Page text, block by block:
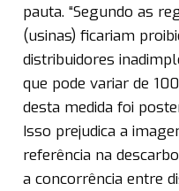
pauta. “Segundo as
(usinas) ficariam
distribuidores
que pode variar de
desta medida foi
Isso prejudica a
referência na
a concorrência entre